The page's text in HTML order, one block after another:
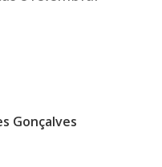
Gonçalves